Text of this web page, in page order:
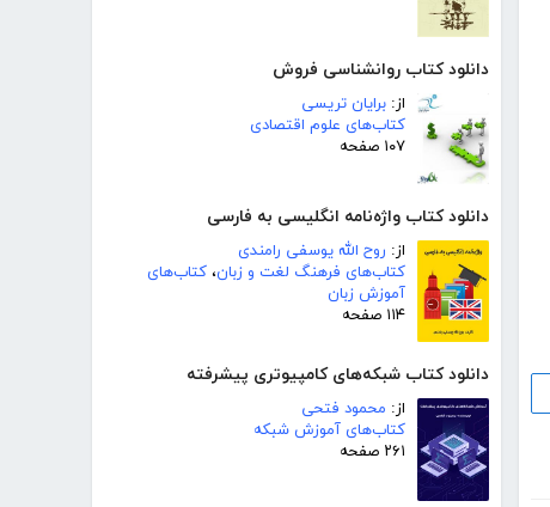
دانلود کتاب روانشناسی فروش
از: برایان تریسی
کتاب‌های علوم اقتصادی
۱۰۷ صفحه
دانلود کتاب واژه‌نامه انگلیسی به فارسی
از: روح الله یوسفی رامندی
کتاب‌های فرهنگ لغت و زبان، کتاب‌های
آموزش زبان
۱۱۴ صفحه
دانلود کتاب شبکه‌های کامپیوتری پیشرفته
از: محمود فتحی
کتاب‌های آموزش شبکه
۲۶۱ صفحه